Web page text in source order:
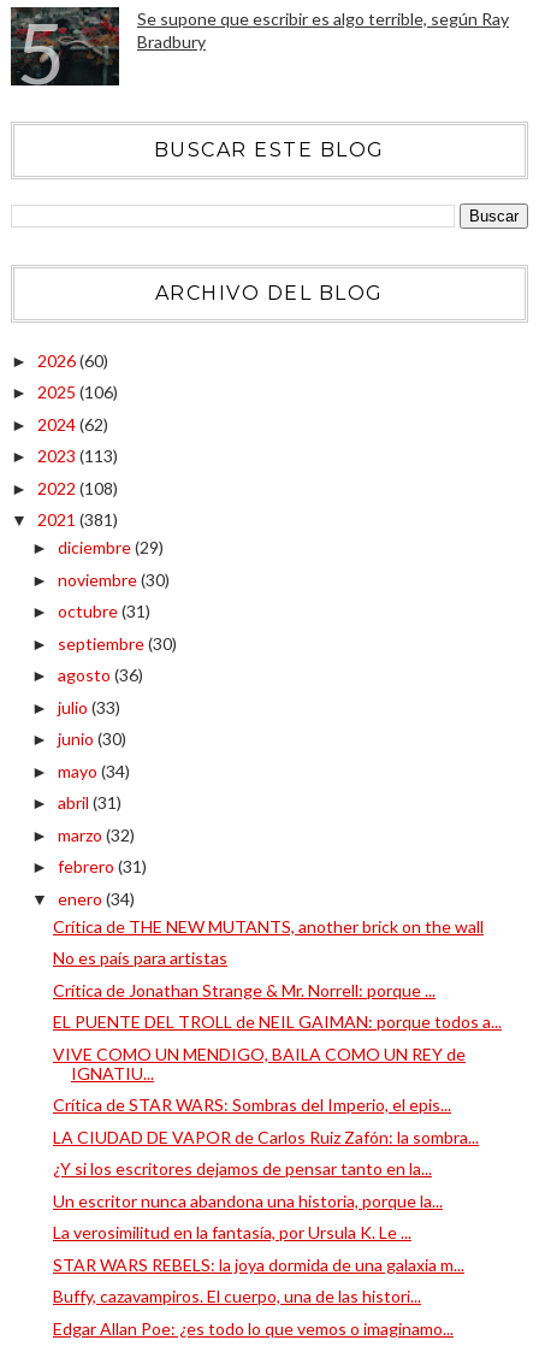
Se supone que escribir es algo terrible, según Ray
Bradbury
BUSCAR ESTE BLOG
ARCHIVO DEL BLOG
► 2026(60)
► 2025 (106)
► 2024(62)
► 2023 (113)
► 2022 (108)
▼ 2021 (381)
► diciembre(29)
► noviembre(30)
► octubre(31)
► septiembre(30)
► agosto (36)
► julio (33)
► junio (30)
► mayo (34)
► abril (31)
► marzo (32)
► febrero (31)
▼ enero (34)
Crítica de THE NEW MUTANTS, another brick on the wall
No es país para artistas
Crítica de Jonathan Strange & Mr. Norrell: porque ...
EL PUENTE DEL TROLL de NEIL GAIMAN: porque todos a...
VIVE COMO UN MENDIGO, BAILA COMO UN REY de
IGNATIU...
Crítica de STAR WARS: Sombras del Imperio, el epis...
LA CIUDAD DE VAPOR de Carlos Ruiz Zafón: la sombra...
¿Y si los escritores dejamos de pensar tanto en la...
Un escritor nunca abandona una historia, porque la...
La verosimilitud en la fantasía, por Ursula K. Le ...
STAR WARS REBELS: la joya dormida de una galaxia m...
Buffy, cazavampiros. El cuerpo, una de las histori...
Edgar Allan Poe: ¿es todo lo que vemos o imaginamo...